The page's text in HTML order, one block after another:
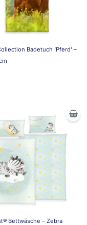
Badetuch ‘Pferd’ –
Bettwäsche – Zebra